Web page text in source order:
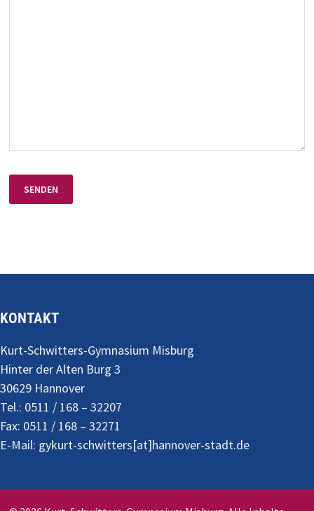
KONTAKT
Kurt-Schwitters-Gymnasium Misburg
Hinter der Alten Burg 3
30629 Hannover
Tel.: 0511 / 168 – 32207
Fax: 0511 / 168 – 32271
E-Mail: gykurt-schwitters[at]hannover-stadt.de